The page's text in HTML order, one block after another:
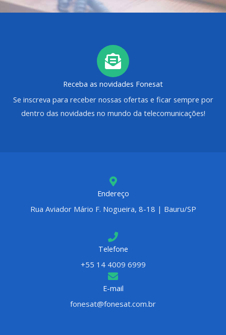
Receba as novidades Fonesat
Se inscreva para receber nossas ofertas e ficar sempre por
dentro das novidades no mundo da telecomunicações!
Endereço
Rua Aviador Mário F. Nogueira, 8-18 | Bauru/SP
Telefone
+55 14 4009 6999
E-mail
fonesat@fonesat.com.br